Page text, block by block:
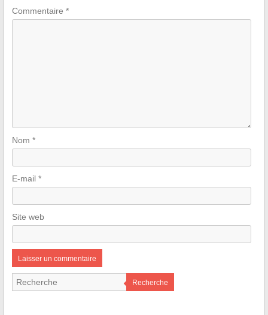
Commentaire *
Nom *
E-mail *
Site web
Recherche